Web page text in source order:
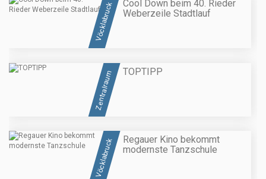
Vöcklabruck
Cool Down beim 40. Rieder
Weberzeile Stadtlauf
Zentralraum TOPTIPP
Vöcklabruck
Regauer Kino bekommt
modernste Tanzschule